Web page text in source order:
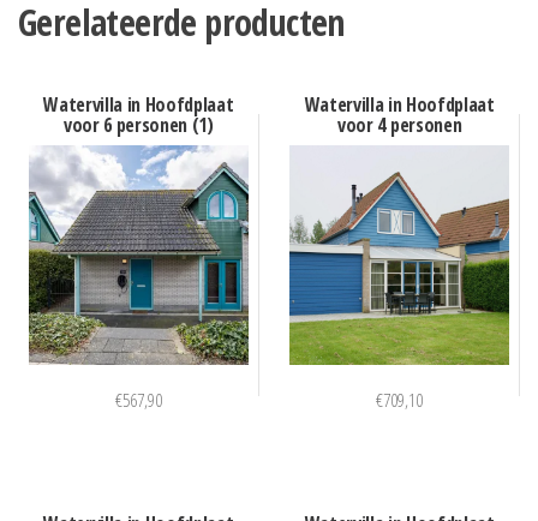
Gerelateerde producten
Watervilla in Hoofdplaat
voor 6 personen (1)
€567,90
Watervilla in Hoofdplaat
voor 4 personen
€709,10